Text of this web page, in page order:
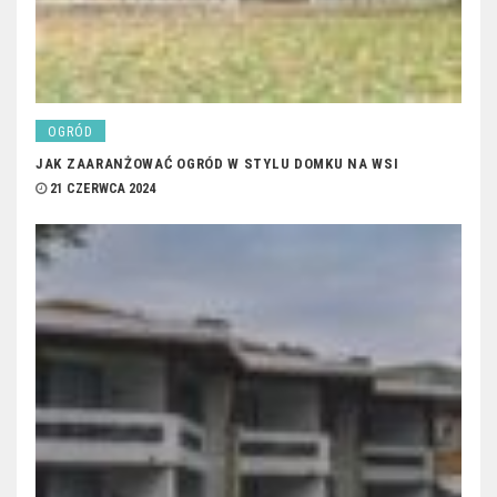
OGRÓD
JAK ZAARANŻOWAĆ OGRÓD W STYLU DOMKU NA WSI
21 CZERWCA 2024